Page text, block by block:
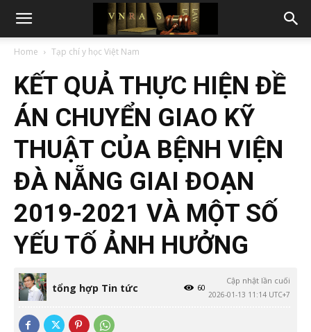
Home Tạp chí y học Việt Nam
KẾT QUẢ THỰC HIỆN ĐỀ
ÁN CHUYỂN GIAO KỸ
THUẬT CỦA BỆNH VIỆN
ĐÀ NẴNG GIAI ĐOẠN
2019-2021 VÀ MỘT SỐ
YẾU TỐ ẢNH HƯỞNG
tổng hợp Tin tức
Cập nhật lần cuối
2026-01-13 11:14 UTC+7
60